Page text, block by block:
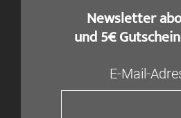
Newsletter
und 5€
E-Mail-